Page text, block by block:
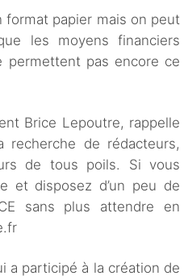
format papier mais on peut
les moyens financiers
permettent pas encore ce
Brice Lepoutre, rappelle
recherche de rédacteurs,
de tous poils. Si vous
et disposez d’un peu de
sans plus attendre en
a participé à la création de